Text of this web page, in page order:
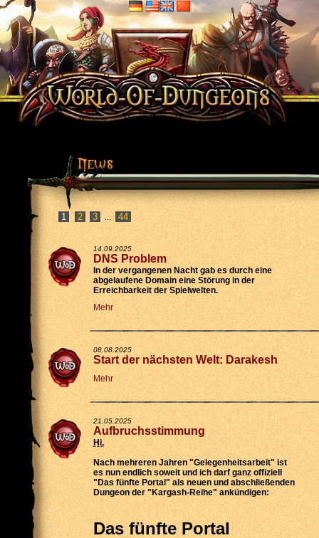
2 3 ... 44
14.09.2025
DNS Problem
In der vergangenen Nacht gab es durch eine
abgelaufene Domain eine Störung in der
Erreichbarkeit der Spielwelten.
Mehr
08.08.2025
Start der nächsten Welt: Darakesh
Mehr
21.05.2025
Aufbruchsstimmung
Hi,
Nach mehreren Jahren "Gelegenheitsarbeit" ist
es nun endlich soweit und ich darf ganz offiziell
"Das fünfte Portal" als neuen und abschließenden
Dungeon der "Kargash-Reihe" ankündigen:
Das fünfte Portal